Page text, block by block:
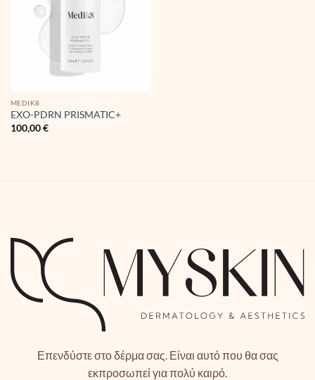
MEDIK8
EXO-PDRN PRISMATIC+
100,00€
Επενδύστε στο δέρμα σας. Είναι αυτό που θα σας
εκπροσωπεί για πολύ καιρό.